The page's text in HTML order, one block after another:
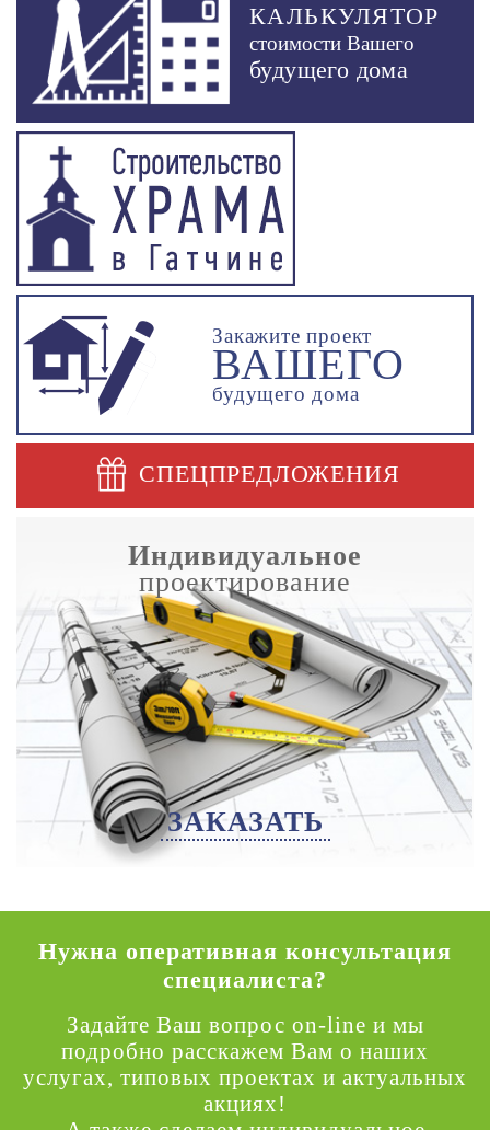
КАЛЬКУЛЯТОР
стоимости Вашего
будущего дома
Закажите проект
ВАШЕГО
будущего дома
СПЕЦПРЕДЛОЖЕНИЯ
Индивидуальное
проектирование
ЗАКАЗАТЬ
Нужна оперативная консультация
специалиста?
Задайте Ваш вопрос on-line и мы
подробно расскажем Вам о наших
услугах, типовых проектах и актуальных
акциях!